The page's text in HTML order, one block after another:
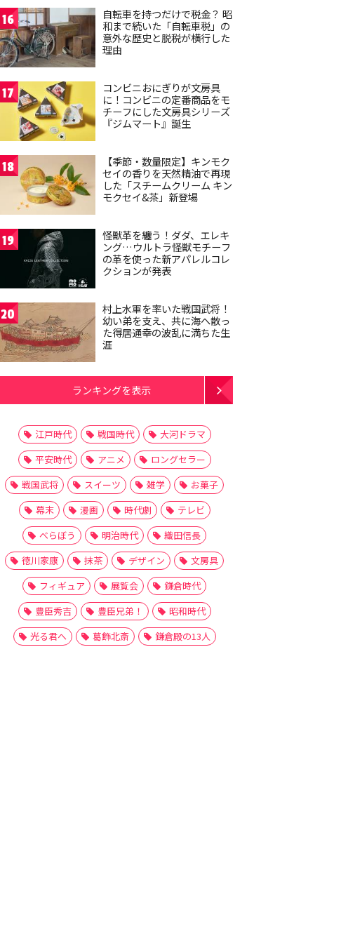
16
自転車を持つだけで税金？ 昭
和まで続いた「自転車税」の
意外な歴史と脱税が横行した
理由
17
コンビニおにぎりが文房具
に！コンビニの定番商品をモ
チーフにした文房具シリーズ
『ジムマート』誕生
18
【季節・数量限定】キンモク
セイの香りを天然精油で再現
した「スチームクリーム キン
モクセイ&茶」新登場
19
怪獣革を纏う！ダダ、エレキ
ング…ウルトラ怪獣モチーフ
の革を使った新アパレルコレ
クションが発表
20
村上水軍を率いた戦国武将！
幼い弟を支え、共に海へ散っ
た得居通幸の波乱に満ちた生
涯
ランキングを表示
江戸時代 戦国時代
大河ドラマ
平安時代
アニメ
ロングセラー
戦国武将
スイーツ 雑学
お菓子
幕末
漫画 時代劇
テレビ
べらぼう
明治時代
織田信長
徳川家康
抹茶 デザイン
文房具
フィギュア
展覧会
鎌倉時代
豊臣秀吉
豊臣兄弟！
昭和時代
光る君へ
葛飾北斎 鎌倉殿の13人